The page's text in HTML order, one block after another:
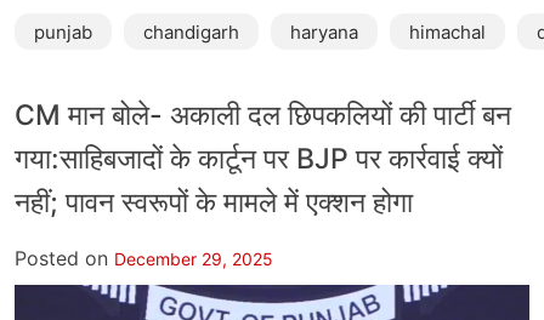
punjab chandigarh haryana himachal
CM मान बोले- अकाली दल छिपकलियों की पार्टी बन
गया:साहिबजादों के कार्टून पर BJP पर कार्रवाई क्यों
नहीं; पावन स्वरूपों के मामले में एक्शन होगा
Posted on December 29, 2025